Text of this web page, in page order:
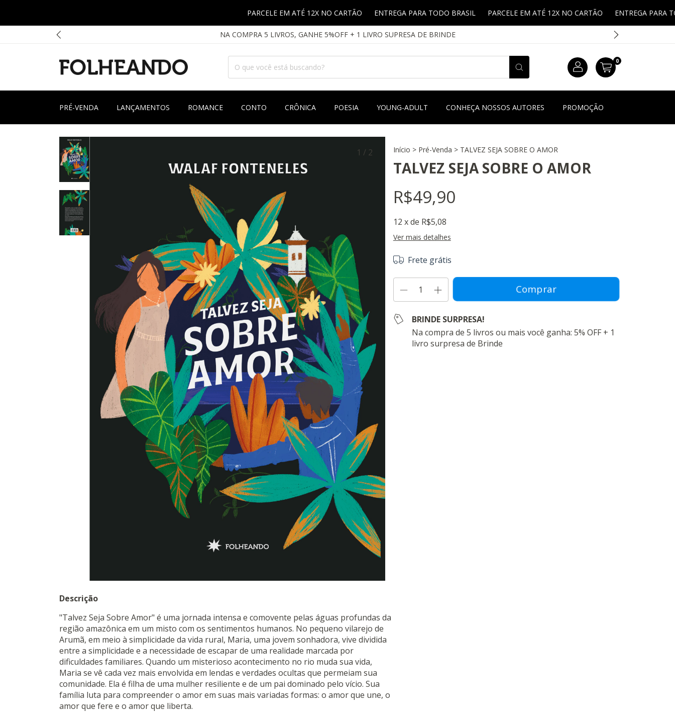
PARCELE EM ATÉ 12X NO CARTÃO ENTREGA PARA TODO BRASIL PARCELE EM ATÉ 12X NO CARTÃO ENTREGA PARA TODO
NA COMPRA 5 LIVROS, GANHE 5%OFF + 1 LIVRO SUPRESA DE BRINDE
0
PRÉ-VENDA LANÇAMENTOS ROMANCE CONTO CRÔNICA POESIA YOUNG-ADULT CONHEÇA NOSSOS AUTORES PROMOÇÃO
1 / 2 Início > Pré-Venda > TALVEZ SEJA SOBRE O AMOR
TALVEZ SEJA SOBRE O AMOR
R$49,90
12 x de R$5,08
Ver mais detalhes
Frete grátis
BRINDE SURPRESA!
Na compra de 5 livros ou mais você ganha: 5% OFF + 1
livro surpresa de Brinde
Descrição
"Talvez Seja Sobre Amor" é uma jornada intensa e comovente pelas águas profundas da
região amazônica em um misto com os sentimentos humanos. No pequeno vilarejo de
Arumã, em meio à simplicidade da vida rural, Maria, uma jovem sonhadora, vive dividida
entre a simplicidade e a necessidade de escapar de uma realidade marcada por
dificuldades familiares. Quando um misterioso acontecimento no rio muda sua vida,
Maria se vê cada vez mais envolvida em lendas e verdades ocultas que permeiam sua
comunidade. Ela é filha de uma mulher resiliente e de um pai dominado pelo vício. Sua
família luta para compreender o amor em suas mais variadas formas: o amor que une, o
amor que fere e o amor que liberta.